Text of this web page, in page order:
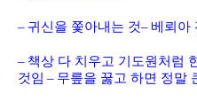
– 귀신을 쫓아내는 것–베뢰아
– 책상 다 치우고 기도원처럼
것임 – 무릎을 꿇고 하면 정말